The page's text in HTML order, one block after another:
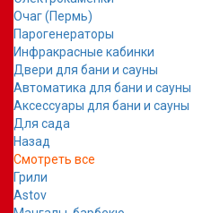
Очаг (Пермь)
Парогенераторы
Инфракрасные кабинки
Двери для бани и сауны
Автоматика для бани и сауны
Аксессуары для бани и сауны
Для сада
Назад
Смотреть все
Грили
Astov